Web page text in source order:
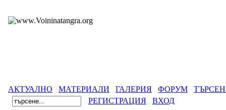
АКТУАЛНО МАТЕРИАЛИ ГАЛЕРИЯ ФОРУМ
РЕГИСТРАЦИЯ
ВХОД